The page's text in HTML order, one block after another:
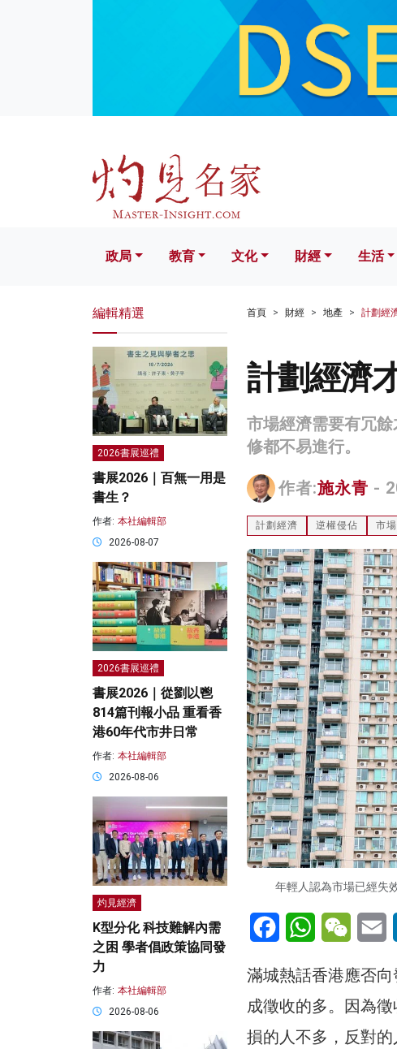
文化 財經 生活
政局 教育 文化 財經 生活
首頁 財經 地產 計劃經
計劃經濟
市場經濟需要有冗
修都不易進行。
作者:施永青 -
計劃經濟 逆權侵佔 市
年輕人認為市場已經失
FacebookWhatsAppWeChat
滿城熱話香港應否
成徵收的多。因為
損的人不多，反對
編輯精選
2026書展巡禮
書展2026｜百無一用是
書生？
作者: 本社編輯部
2026-08-07
2026書展巡禮
書展2026｜從劉以鬯
814篇刊報小品 重看香
港60年代市井日常
作者: 本社編輯部
2026-08-06
灼見經濟
K型分化 科技難解內需
之困 學者倡政策協同發
力
作者: 本社編輯部
2026-08-06